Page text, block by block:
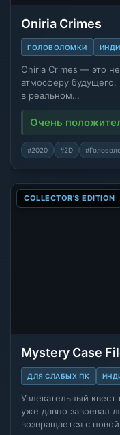
Oniria Crimes
ГОЛОВОЛОМКИ
Oniria Crimes — это
атмосферу будущего,
в реальном…
Очень
#2020 #2D
COLLECTOR'S EDITION
Mystery Case
ДЛЯ СЛАБЫХ ПК
Увлекательный
уже давно завоевал
возвращается с